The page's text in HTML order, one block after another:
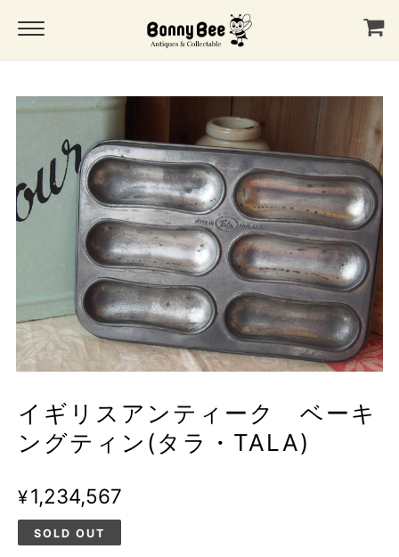
イギリスアンティーク ベーキ
ングティン(タラ・TALA)
¥1,234,567
SOLD OUT